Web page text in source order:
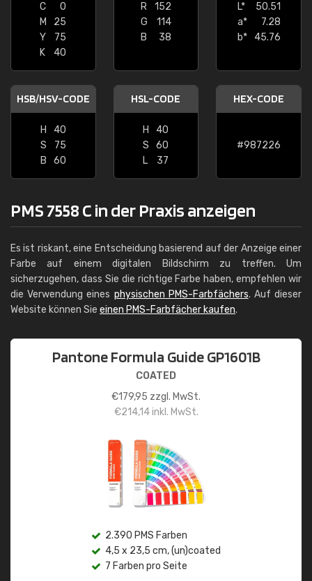
C
0
M
25
Y
75
K
40
R
152
G
114
B
38
L*
50.51
a*
7.28
b*
45.76
HSB/HSV-CODE
H
40
S
75
B
60
HSL-CODE
H
40
S
60
L
37
HEX-CODE
#987226
PMS 7558 C in der Praxis anzeigen
Es ist riskant, eine Entscheidung basierend auf der Anzeige einer
Farbe auf einem digitalen Bildschirm zu treffen. Um
sicherzugehen, dass Sie die richtige Farbe haben, empfehlen wir
die Verwendung eines physischen PMS-Farbfächers. Auf dieser
Website können Sie einen PMS-Farbfächer kaufen.
Pantone Formula Guide GP1601B
COATED
€179,95 zzgl. MwSt.
€214,14inkl. MwSt.
2.390 PMS Farben
4,5 x 23,5 cm, (un)coated
7 Farben pro Seite